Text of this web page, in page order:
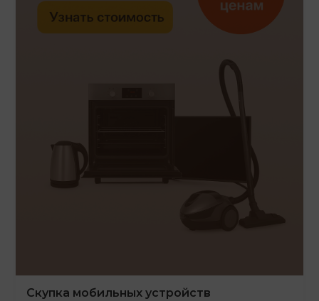
Скупка мобильных устройств